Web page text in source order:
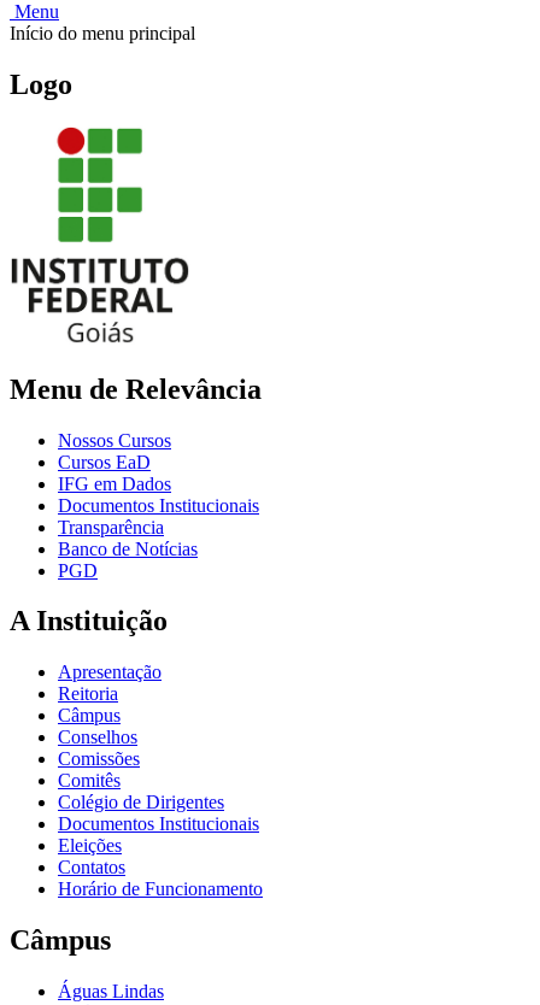
Menu
Início do menu principal
Logo
Menu de Relevância
Nossos Cursos
Cursos EaD
IFG em Dados
Documentos Institucionais
Transparência
Banco de Notícias
PGD
A Instituição
Apresentação
Reitoria
Câmpus
Conselhos
Comissões
Comitês
Colégio de Dirigentes
Documentos Institucionais
Eleições
Contatos
Horário de Funcionamento
Câmpus
Águas Lindas